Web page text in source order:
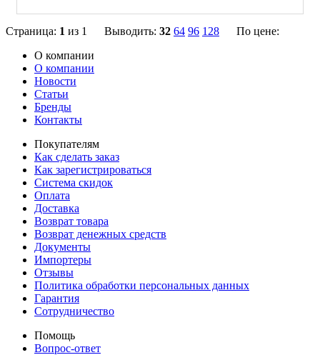
Страница: 1 из 1 Выводить: 32 64 96 128
По цене:
О компании
О компании
Новости
Статьи
Бренды
Контакты
Покупателям
Как сделать заказ
Как зарегистрироваться
Система скидок
Оплата
Доставка
Возврат товара
Возврат денежных средств
Документы
Импортеры
Отзывы
Политика обработки персональных данных
Гарантия
Сотрудничество
Помощь
Вопрос-ответ